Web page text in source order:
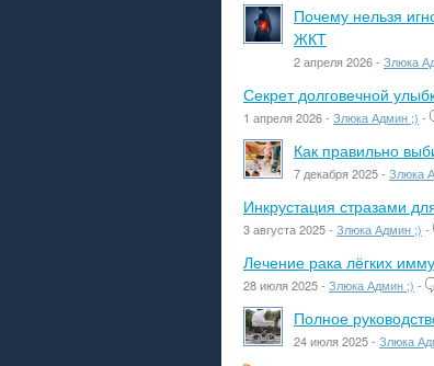
Почему нельзя
ЖКТ
2 апреля 2026 - Злюка
Секрет долговечной
1 апреля 2026 - Злюка Админ ;) -
Как правильно
7 декабря 2025 - Злюка
Инкрустация стразами
3 августа 2025 - Злюка Админ ;) -
Лечение рака лёгких
28 июля 2025 - Злюка Админ ;) -
Полное
24 июля 2025 - Злюка